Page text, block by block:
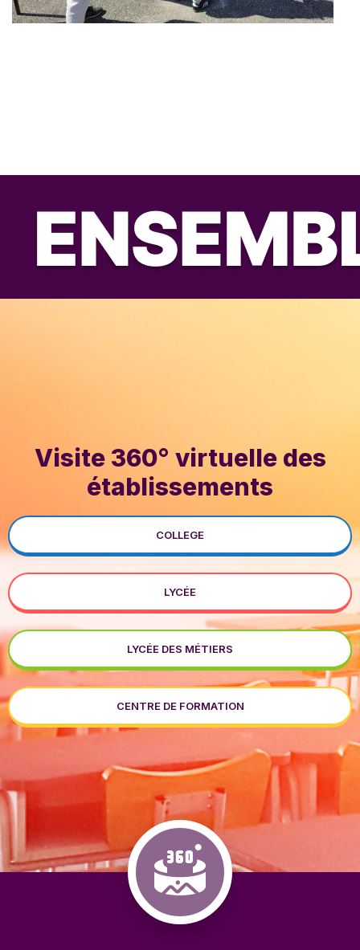
Visite 360° virtuelle des
établissements
COLLEGE
LYCÉE
LYCÉE DES MÉTIERS
CENTRE DE FORMATION